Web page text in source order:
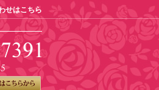
せはこちら